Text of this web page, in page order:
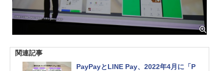
関連記事
PayPayとLINE Pay、2022年4月に「P